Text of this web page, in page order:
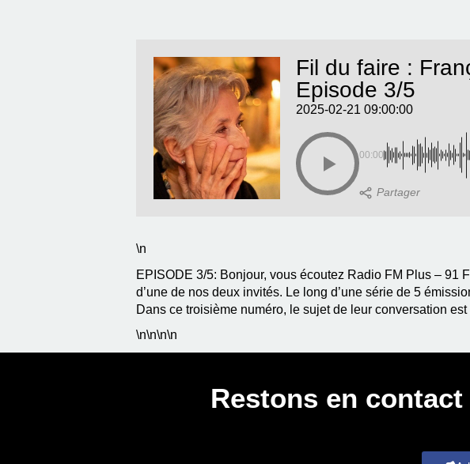
Fil du faire :
Episode 3/5
2025-02-21 09:00:00
00:00
\n
EPISODE 3/5: Bonjour, vous écoutez Radio FM Plus – 91
d’une de nos deux invités. Le long d’une série de 5
Dans ce troisième numéro, le sujet de leur conversation
\n\n\n\n
Restons en contact